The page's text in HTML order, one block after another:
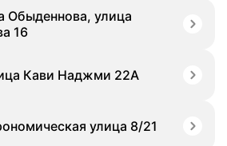
Обыденнова, улица
16
Кави Наджми 22А
улица 8/21